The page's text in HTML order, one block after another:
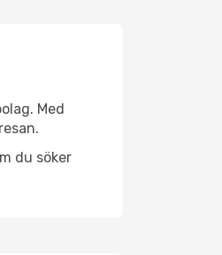
Med
du söker